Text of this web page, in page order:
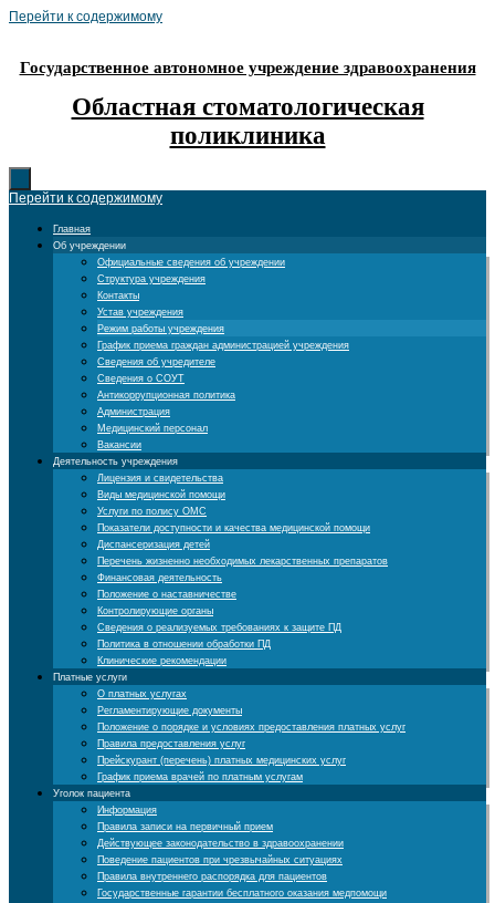
Перейти к содержимому
Государственное автономное учреждение здравоохранения
Областная стоматологическая
поликлиника
Перейти к содержимому
Главная
Об учреждении
Официальные сведения об учреждении
Структура учреждения
Контакты
Устав учреждения
Режим работы учреждения
График приема граждан администрацией учреждения
Сведения об учредителе
Сведения о СОУТ
Антикоррупционная политика
Администрация
Медицинский персонал
Вакансии
Деятельность учреждения
Лицензия и свидетельства
Виды медицинской помощи
Услуги по полису ОМС
Показатели доступности и качества медицинской помощи
Диспансеризация детей
Перечень жизненно необходимых лекарственных препаратов
Финансовая деятельность
Положение о наставничестве
Контролирующие органы
Cведения о реализуемых требованиях к защите ПД
Политика в отношении обработки ПД
Клинические рекомендации
Платные услуги
О платных услугах
Регламентирующие документы
Положение о порядке и условиях предоставления платных услуг
Правила предоставления услуг
Прейскурант (перечень) платных медицинских услуг
График приема врачей по платным услугам
Уголок пациента
Информация
Правила записи на первичный прием
Действующее законодательство в здравоохранении
Поведение пациентов при чрезвычайных ситуациях
Правила внутреннего распорядка для пациентов
Государственные гарантии бесплатного оказания медпомощи